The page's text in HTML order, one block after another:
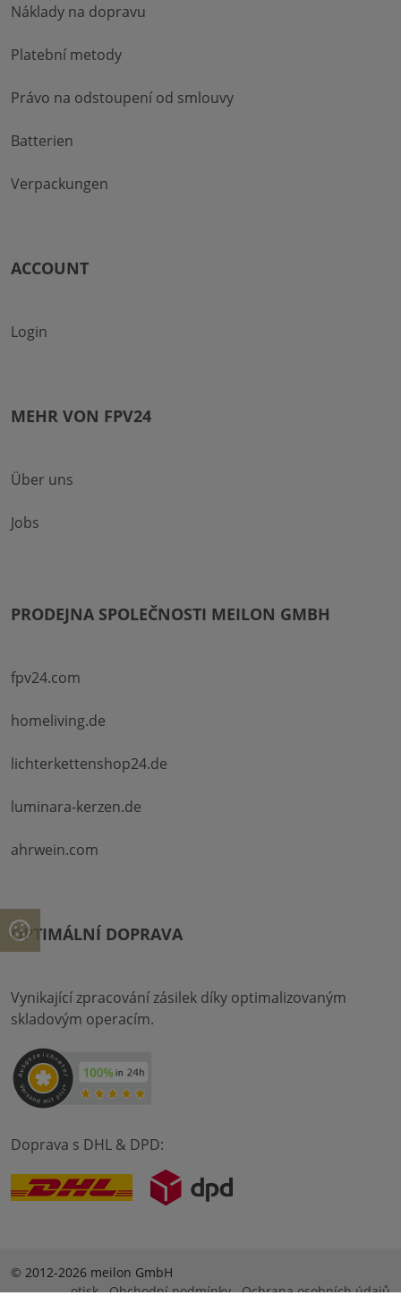
Náklady na dopravu
Platební metody
Právo na odstoupení od smlouvy
Batterien
Verpackungen
ACCOUNT
Login
MEHR VON FPV24
Über uns
Jobs
PRODEJNA SPOLEČNOSTI MEILON GMBH
fpv24.com
homeliving.de
lichterkettenshop24.de
luminara-kerzen.de
ahrwein.com
OPTIMÁLNÍ DOPRAVA
Vynikající zpracování zásilek díky optimalizovaným
skladovým operacím.
Doprava s DHL & DPD:
© 2012-2026 meilon GmbH
otisk
Obchodní podmínky Ochrana osobních údajů